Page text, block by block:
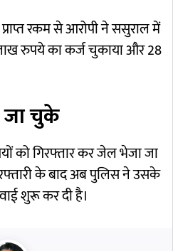
रकम से आरोपी ने ससुराल में
रुपये का कर्ज चुकाया और 28
जा चुके
को गिरफ्तार कर जेल भेजा जा
के बाद अब पुलिस ने उसके
शुरू कर दी है।